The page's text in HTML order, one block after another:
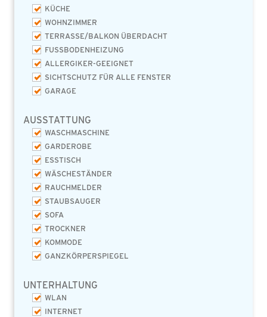
KÜCHE
WOHNZIMMER
TERRASSE/BALKON ÜBERDACHT
FUSSBODENHEIZUNG
ALLERGIKER-GEEIGNET
SICHTSCHUTZ FÜR ALLE FENSTER
GARAGE
AUSSTATTUNG
WASCHMASCHINE
GARDEROBE
ESSTISCH
WÄSCHESTÄNDER
RAUCHMELDER
STAUBSAUGER
SOFA
TROCKNER
KOMMODE
GANZKÖRPERSPIEGEL
UNTERHALTUNG
WLAN
INTERNET